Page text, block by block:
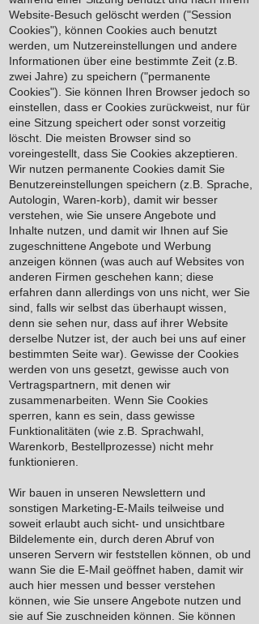
Website-Besuch gelöscht werden ("Session
Cookies"), können Cookies auch benutzt
werden, um Nutzereinstellungen und andere
Informationen über eine bestimmte Zeit (z.B.
zwei Jahre) zu speichern ("permanente
Cookies"). Sie können Ihren Browser jedoch so
einstellen, dass er Cookies zurückweist, nur für
eine Sitzung speichert oder sonst vorzeitig
löscht. Die meisten Browser sind so
voreingestellt, dass Sie Cookies akzeptieren.
Wir nutzen permanente Cookies damit Sie
Benutzereinstellungen speichern (z.B. Sprache,
Autologin, Waren-korb), damit wir besser
verstehen, wie Sie unsere Angebote und
Inhalte nutzen, und damit wir Ihnen auf Sie
zugeschnittene Angebote und Werbung
anzeigen können (was auch auf Websites von
anderen Firmen geschehen kann; diese
erfahren dann allerdings von uns nicht, wer Sie
sind, falls wir selbst das überhaupt wissen,
denn sie sehen nur, dass auf ihrer Website
derselbe Nutzer ist, der auch bei uns auf einer
bestimmten Seite war). Gewisse der Cookies
werden von uns gesetzt, gewisse auch von
Vertragspartnern, mit denen wir
zusammenarbeiten. Wenn Sie Cookies
sperren, kann es sein, dass gewisse
Funktionalitäten (wie z.B. Sprachwahl,
Warenkorb, Bestellprozesse) nicht mehr
funktionieren.
Wir bauen in unseren Newslettern und
sonstigen Marketing-E-Mails teilweise und
soweit erlaubt auch sicht- und unsichtbare
Bildelemente ein, durch deren Abruf von
unseren Servern wir feststellen können, ob und
wann Sie die E-Mail geöffnet haben, damit wir
auch hier messen und besser verstehen
können, wie Sie unsere Angebote nutzen und
sie auf Sie zuschneiden können. Sie können